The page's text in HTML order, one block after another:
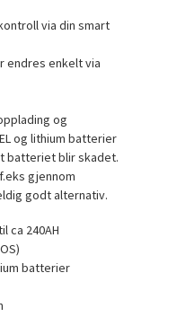
via din smart
endres enkelt via
og
og lithium batterier
batteriet blir skadet.
gjennom
godt alternativ.
ca 240AH
batterier